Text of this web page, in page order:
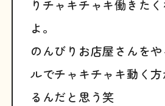
りチャキチャキ働きた
よ。
のんびりお店屋さんを
ルでチャキチャキ動く
るんだと思う笑